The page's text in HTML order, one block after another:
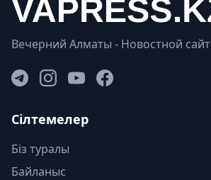
Вечерний Алматы - Новостной сайт
Сілтемелер
Біз туралы
Байланыс